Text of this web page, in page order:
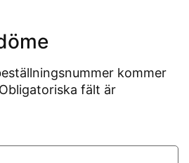
kommer
fält är